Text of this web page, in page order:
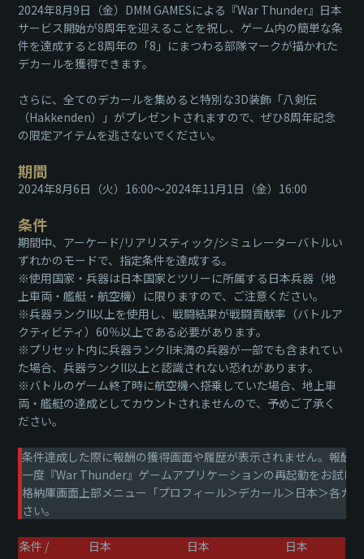
2024年8月9日（金）DMM GAMESによる『War Thunder』日本
サービス開始が8周年を迎えることを祝し、ゲーム内の簡単な条
件を達成すると8周年の「8」にまつわる部隊マークが描かれた
デカールを獲得できます。
さらに、全てのデカールを集めると特別な3D装飾「八剣伝
（Hakkenden）」がプレゼントされますので、ぜひ8周年記念
の限定アイテムを逃さないでください。
期間
2024年8月6日（火）16:00～2024年11月1日（金）16:00
条件
期間中、アーケード/リアリスティック/シミュレーターバトルい
ずれかのモードで、指定条件を達成する。
※使用国家・兵器は日本国家とツリーに所属する日本兵器（地
上車両・艦艇・航空機）に限りますので、ご注意ください。
※兵器ランクII以上を使用し、戦闘結果が戦闘貢献率（バトルア
クティビティ）60％以上である必要があります。
※プリセット内に兵器ランクII未満の兵器が一部でも含まれてい
た場合、兵器ランクII以上と認識されない恐れがあります。
※バトルのゲーム終了時に航空機へ搭乗していた場合、地上車
両・艦艇の達成としてカウントされませんので、予めご了承く
ださい。
条件達成した際に報酬の獲得画面や履歴が表示されません。報酬
一度『War Thunder』ゲームアプリケーションの再起動をお試し
格納庫画面上部メニュー「プロフィール＞デカール＞日本＞各
さい。
条件 /
日本
日本
日本